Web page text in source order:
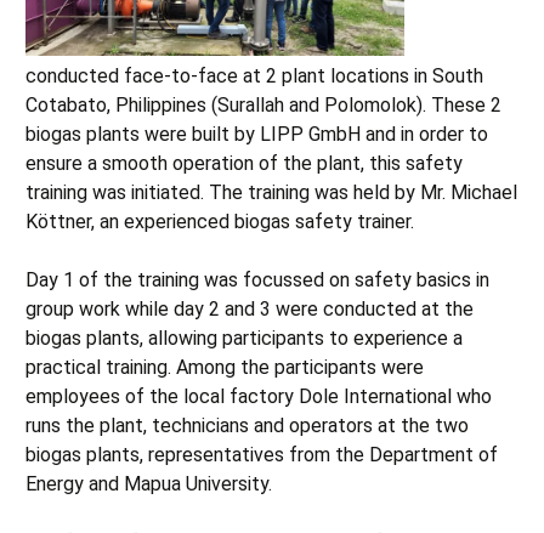
特殊タンクとサイロ
ルーフとカバー
エネルギー資源作物サイロ
コンテナ改修
ダウンロード
ビデオ
conducted face-to-face at 2 plant locations in South
Cotabato, Philippines (Surallah and Polomolok). These 2
biogas plants were built by LIPP GmbH and in order to
ensure a smooth operation of the plant, this safety
training was initiated. The training was held by Mr. Michael
Köttner, an experienced biogas safety trainer.
Day 1 of the training was focussed on safety basics in
group work while day 2 and 3 were conducted at the
biogas plants, allowing participants to experience a
practical training. Among the participants were
employees of the local factory Dole International who
runs the plant, technicians and operators at the two
biogas plants, representatives from the Department of
Energy and Mapua University.